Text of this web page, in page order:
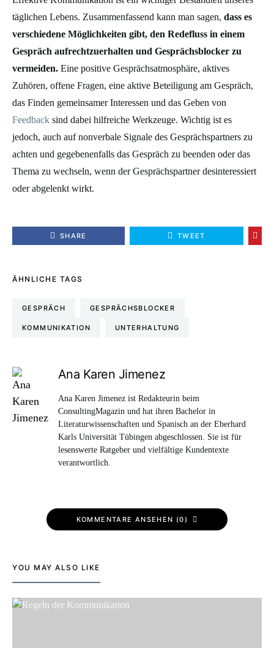
täglichen Lebens. Zusammenfassend kann man sagen, dass es
verschiedene Möglichkeiten gibt, den Redefluss in einem
Gespräch aufrechtzuerhalten und Gesprächsblocker zu
vermeiden. Eine positive Gesprächsatmosphäre, aktives
Zuhören, offene Fragen, eine aktive Beteiligung am Gespräch,
das Finden gemeinsamer Interessen und das Geben von
Feedback sind dabei hilfreiche Werkzeuge. Wichtig ist es
jedoch, auch auf nonverbale Signale des Gesprächspartners zu
achten und gegebenenfalls das Gespräch zu beenden oder das
Thema zu wechseln, wenn der Gesprächspartner desinteressiert
oder abgelenkt wirkt.
SHARE TWEET
ÄHNLICHE TAGS
GESPRÄCH GESPRÄCHSBLOCKER
KOMMUNIKATION UNTERHALTUNG
Ana Karen Jimenez
Ana Karen Jimenez ist Redakteurin beim
ConsultingMagazin und hat ihren Bachelor in
Literaturwissenschaften und Spanisch an der Eberhard
Karls Universität Tübingen abgeschlossen. Sie ist für
lesenswerte Ratgeber und vielfältige Kundentexte
verantwortlich.
KOMMENTARE ANSEHEN (0)
YOU MAY ALSO LIKE